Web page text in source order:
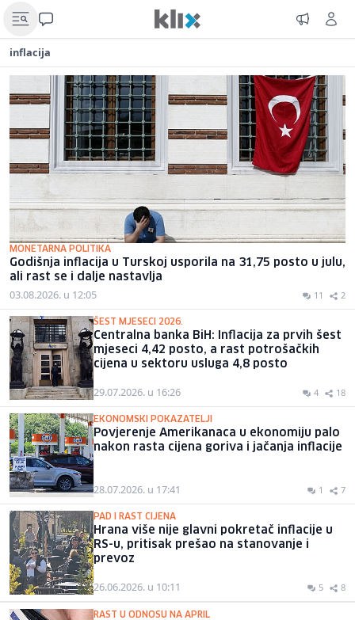
inflacija
MONETARNA POLITIKA
Godišnja inflacija u Turskoj usporila na 31,75 posto u julu,
ali rast se i dalje nastavlja
03.08.2026. u 12:05 11 2
ŠEST MJESECI 2026.
Centralna banka BiH: Inflacija za prvih šest
mjeseci 4,42 posto, a rast potrošačkih
cijena u sektoru usluga 4,8 posto
29.07.2026. u 16:26 4 18
EKONOMSKI POKAZATELJI
Povjerenje Amerikanaca u ekonomiju palo
nakon rasta cijena goriva i jačanja inflacije
28.07.2026. u 17:41 1 7
PAD I RAST CIJENA
Hrana više nije glavni pokretač inflacije u
RS-u, pritisak prešao na stanovanje i
prevoz
26.06.2026. u 10:11 5 8
RAST U ODNOSU NA APRIL